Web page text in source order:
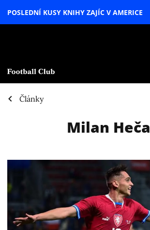
POSLEDNÍ KUSY KNIHY ZAJÍC V AMERICE
Články
Milan Heča